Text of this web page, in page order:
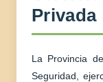
Privada
La Provincia
Seguridad,